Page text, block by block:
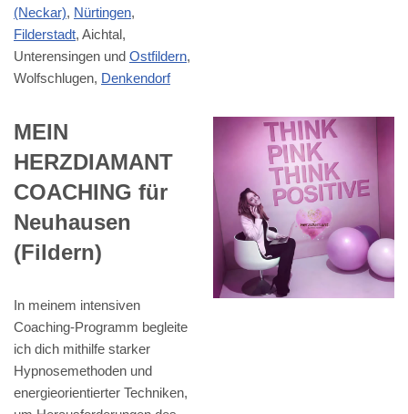
(Neckar), Nürtingen,
Filderstadt, Aichtal,
Unterensingen und Ostfildern,
Wolfschlugen, Denkendorf
MEIN
HERZDIAMANT
COACHING für
Neuhausen
(Fildern)
In meinem intensiven
Coaching-Programm begleite
ich dich mithilfe starker
Hypnosemethoden und
energieorientierter Techniken,